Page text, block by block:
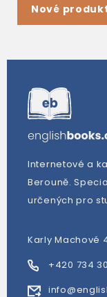
Nové
Internetové a
Berouně.
určených pro
Karly Machové
+420 734